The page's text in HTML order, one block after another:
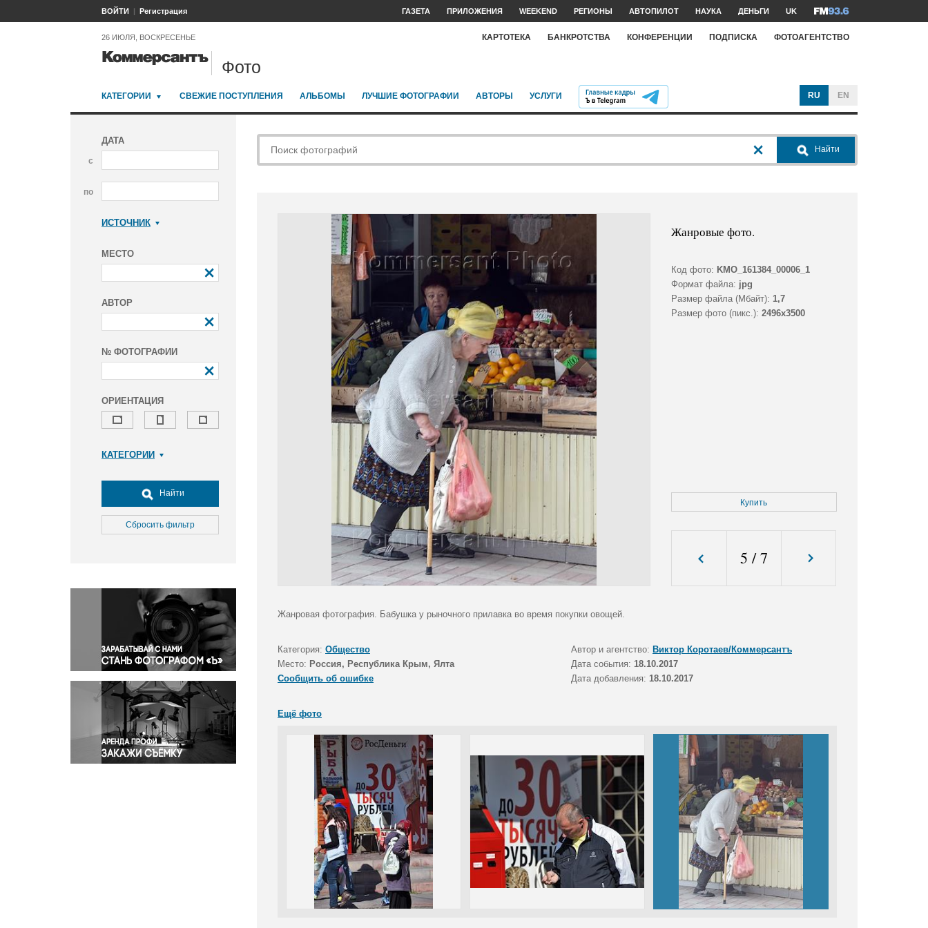
ВОЙТИ Регистрация ГАЗЕТА ПРИЛОЖЕНИЯ WEEKEND РЕГИОНЫ АВТОПИЛОТ НАУКА ДЕНЬГИ UK
26 ИЮЛЯ, ВОСКРЕСЕНЬЕ КАРТОТЕКА БАНКРОТСТВА КОНФЕРЕНЦИИ ПОДПИСКА ФОТОАГЕНТСТВО
Фото
КАТЕГОРИИ СВЕЖИЕ ПОСТУПЛЕНИЯ АЛЬБОМЫ ЛУЧШИЕ ФОТОГРАФИИ АВТОРЫ УСЛУГИ RU EN
ДАТА
с
по
ИСТОЧНИК
МЕСТО
АВТОР
№ ФОТОГРАФИИ
ОРИЕНТАЦИЯ
КАТЕГОРИИ
Досуг, туризм и отдых
Культура
Медицина
Окружающая среда
Политика
Правосудие
Происшествия и конфликты
Религия
Светская жизнь
Спорт
Экология
Экономика и бизнес
Найти
Сбросить фильтр
Найти
Жанровые фото.
Код фото: KMO_161384_00006_1
Формат файла: jpg
Размер файла (Мбайт): 1,7
Размер фото (пикс.): 2496x3500
Купить
5 /7
Жанровая фотография. Бабушка у рыночного прилавка во время покупки овощей.
Категория: Общество Автор и агентство: Виктор Коротаев/Коммерсантъ
Место: Россия, Республика Крым, Ялта Дата события: 18.10.2017
Сообщить об ошибке
Дата добавления: 18.10.2017
Ещё фото